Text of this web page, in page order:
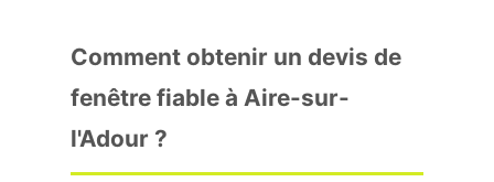
Comment obtenir un devis de
fenêtre fiable à Aire-sur-
l'Adour ?